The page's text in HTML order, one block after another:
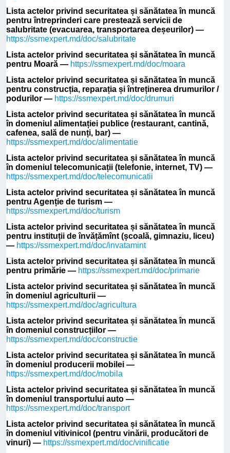
Lista actelor privind securitatea și sănătatea în muncă
pentru întreprinderi care prestează servicii de
salubritate (evacuarea, transportarea deșeurilor) —
https://ssmexpert.md/doc/salubritate
Lista actelor privind securitatea și sănătatea în muncă
pentru Moară — https://ssmexpert.md/doc/moara
Lista actelor privind securitatea și sănătatea în muncă
pentru construcția, reparația și întreținerea drumurilor /
podurilor — https://ssmexpert.md/doc/drumuri
Lista actelor privind securitatea și sănătatea în muncă
în domeniul alimentației publice (restaurant, cantină,
cafenea, sală de nunți, bar) —
https://ssmexpert.md/doc/alimentatie
Lista actelor privind securitatea și sănătatea în muncă
în domeniul telecomunicații (telefonie, internet, TV) —
https://ssmexpert.md/doc/telecomunicatii
Lista actelor privind securitatea și sănătatea în muncă
pentru Agenție de turism —
https://ssmexpert.md/doc/turism
Lista actelor privind securitatea și sănătatea în muncă
pentru instituții de învățămînt (școală, gimnaziu, liceu)
— https://ssmexpert.md/doc/invatamint
Lista actelor privind securitatea și sănătatea în muncă
pentru primărie — https://ssmexpert.md/doc/primarie
Lista actelor privind securitatea și sănătatea în muncă
în domeniul agriculturii —
https://ssmexpert.md/doc/agricultura
Lista actelor privind securitatea și sănătatea în muncă
în domeniul construcțiilor —
https://ssmexpert.md/doc/constructie
Lista actelor privind securitatea și sănătatea în muncă
în domeniul producerii mobilei —
https://ssmexpert.md/doc/mobila
Lista actelor privind securitatea și sănătatea în muncă
în domeniul transportului auto —
https://ssmexpert.md/doc/transport
Lista actelor privind securitatea și sănătatea în muncă
în domeniul vitivinicol (pentru vinării, producători de
vinuri) — https://ssmexpert.md/doc/vinificatie